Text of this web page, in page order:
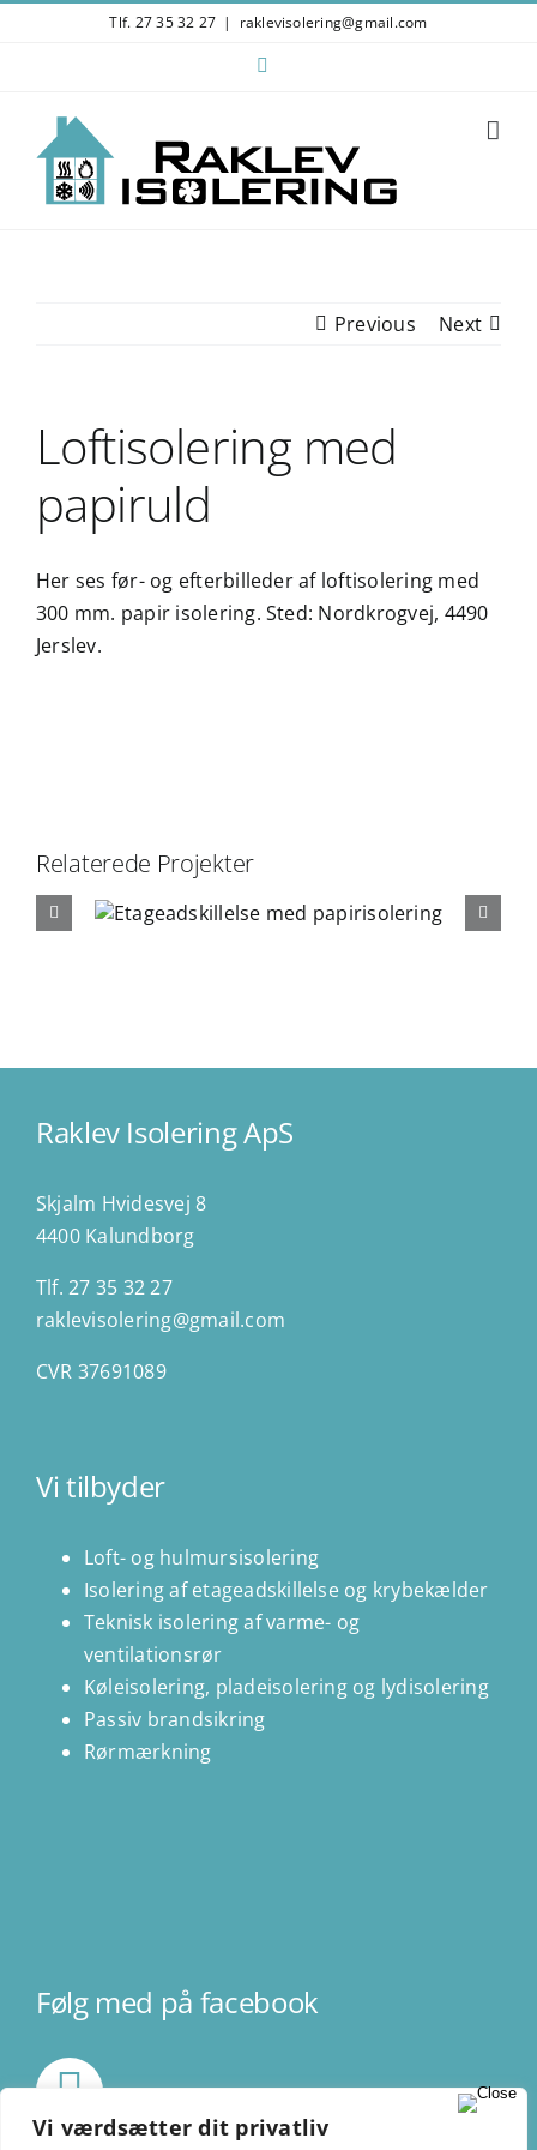
Vi værdsætter dit privatliv
Tlf. 27 35 32 27 | raklevisolering@gmail.com
Previous Next
Loftisolering med
papiruld
Her ses før- og efterbilleder af loftisolering med
300 mm. papir isolering. Sted: Nordkrogvej, 4490
Jerslev.
Relaterede Projekter
Raklev Isolering ApS
Skjalm Hvidesvej 8
4400 Kalundborg
Tlf. 27 35 32 27
raklevisolering@gmail.com
CVR 37691089
Vi tilbyder
Loft- og hulmursisolering
Isolering af etageadskillelse og krybekælder
Teknisk isolering af varme- og
ventilationsrør
Køleisolering, pladeisolering og lydisolering
Passiv brandsikring
Rørmærkning
Følg med på facebook